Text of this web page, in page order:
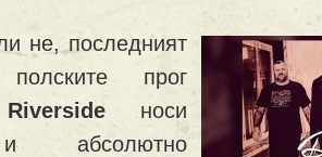
не, последният
прог
Riverside носи
абсолютно